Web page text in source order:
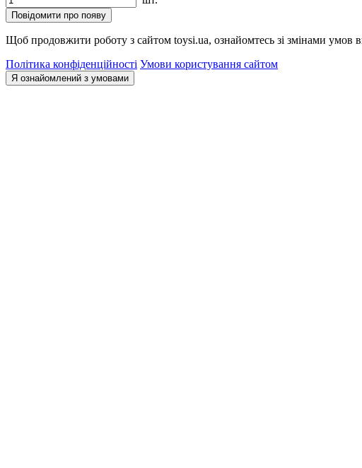
Повідомити про появу
Щоб продовжити роботу з сайтом toysi.ua, ознайомтесь зі змінами умов
Політика конфіденційності Умови користування сайтом
Я ознайомлений з умовами